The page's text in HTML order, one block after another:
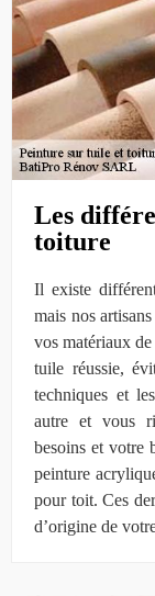
Les
toiture
Il existe
mais nos
vos matériaux
tuile réussie,
techniques et
autre et vous
besoins et votre
peinture
pour toit. Ces
d’origine de